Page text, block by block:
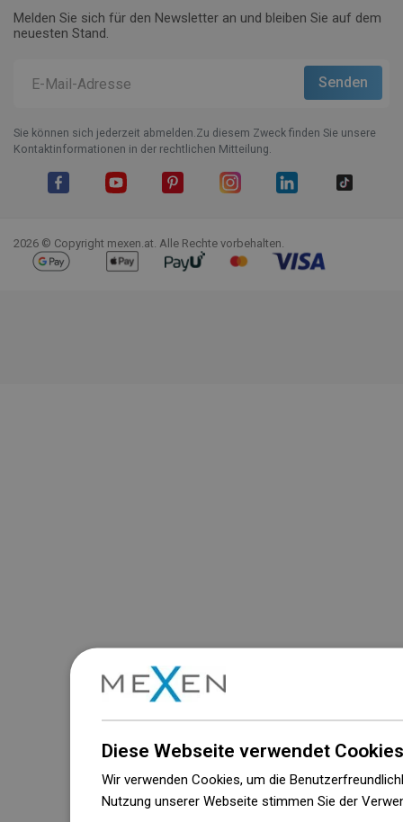
Melden Sie sich für den Newsletter an und bleiben Sie auf dem
neuesten Stand.
Sie können sich jederzeit abmelden.Zu diesem Zweck finden Sie unsere
Kontaktinformationen in der rechtlichen Mitteilung.
2026 © Copyright mexen.at. Alle Rechte vorbehalten.
Diese Webseite verwendet
Wir verwenden Cookies, um die
Nutzung unserer Webseite stimmen Sie der